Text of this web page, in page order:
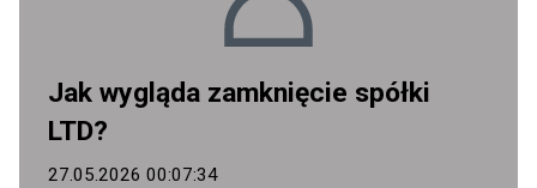
Jak wygląda zamknięcie spółki
LTD?
27.05.2026 00:07:34